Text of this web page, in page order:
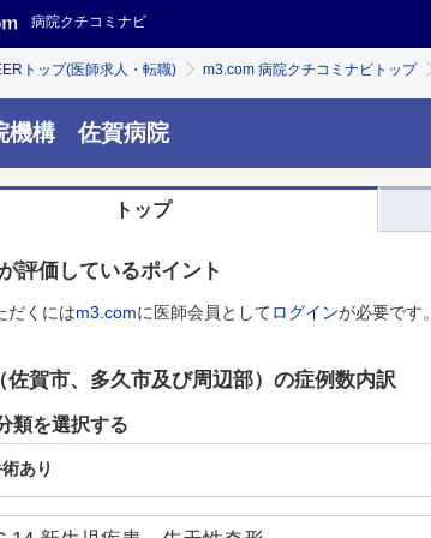
病院クチコミナビ
トップ(医師求人・転職) m3.com 病院クチコミナビトップ
機構 佐賀病院
トップ
評価しているポイント
だくにはm3.comに医師会員としてログインが必要です。
佐賀市、多久市及び周辺部） の症例数内訳
類を選択する
あり